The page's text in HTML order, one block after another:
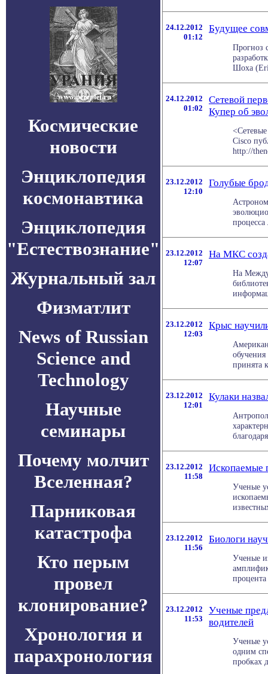
Космические
новости
Энциклопедия
космонавтика
Энциклопедия
"Естествознание"
Журнальный зал
Физматлит
News of Russian
Science and
Technology
Научные
семинары
Почему молчит
Вселенная?
Парниковая
катастрофа
Кто перым
провел
клонирование?
Хронология и
парахронология
24.12.2012
01:12
Будущее
Прогноз
Шоха
24.12.2012
01:02
Сетевой
Купер об
Cisco
http://
23.12.2012
12:10
Голубые
23.12.2012
12:07
На МКС
На
23.12.2012
12:03
Крыс
принята
23.12.2012
12:01
Кулаки
23.12.2012
11:58
Ископаемые
Ученые
23.12.2012
11:56
Биологи
Ученые
23.12.2012
11:53
Ученые
водителей
Ученые
одним
пробках